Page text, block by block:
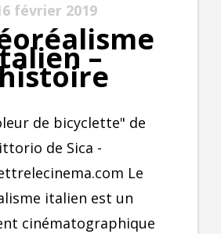
février 2019
–
de bicyclette" de
de Sica -
Le
italien est un
cinématographique